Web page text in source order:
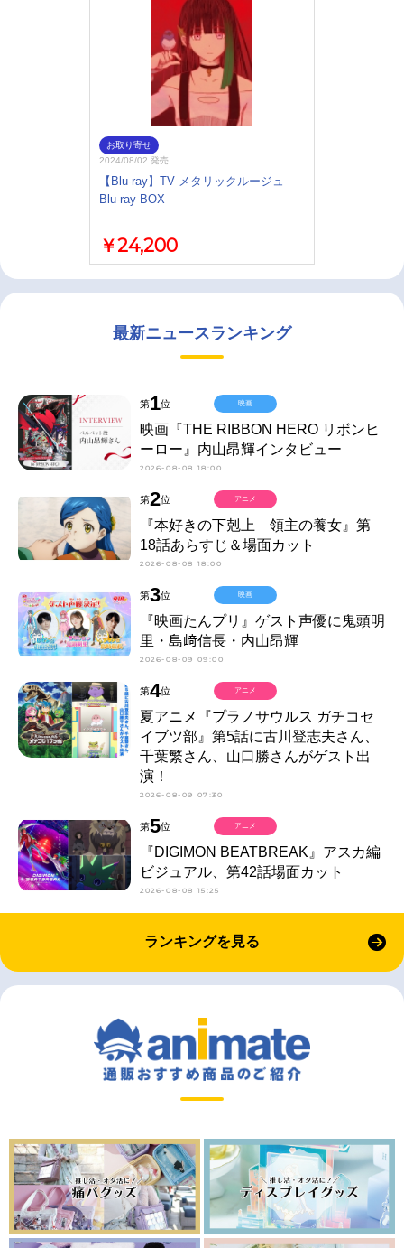
お取り寄せ
2024/08/02 発売
【Blu-ray】TV メタリックルージュ
Blu-ray BOX
￥24,200
最新ニュースランキング
第1位
映画『THE RIBBON HERO リボンヒ
ーロー』内山昂輝インタビュー
2026-08-08 18:00
映画
第2位
『本好きの下剋上 領主の養女』第
18話あらすじ＆場面カット
2026-08-08 18:00
アニメ
第3位
『映画たんプリ』ゲスト声優に鬼頭明
里・島﨑信長・内山昂輝
2026-08-09 09:00
映画
第4位
夏アニメ『プラノサウルス ガチコセ
イブツ部』第5話に古川登志夫さん、
千葉繁さん、山口勝さんがゲスト出
演！
2026-08-09 07:30
アニメ
第5位
『DIGIMON BEATBREAK』アスカ編
ビジュアル、第42話場面カット
2026-08-08 15:25
アニメ
ランキングを見る